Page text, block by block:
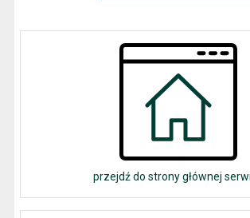
przejdź do strony głównej